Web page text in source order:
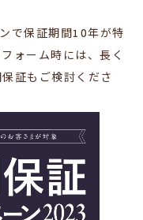
で保証期間10年が特
ォーム時には、長く
証もご検討くださ